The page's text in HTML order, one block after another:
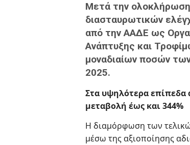
Μετά την
διασταυρωτικών
από την ΑΑΔΕ ως
Ανάπτυξης και
μοναδιαίων ποσών
2025.
Στα υψηλότερα
μεταβολή έως και 344%
Η διαμόρφωση των
μέσω της αξιοποίησης